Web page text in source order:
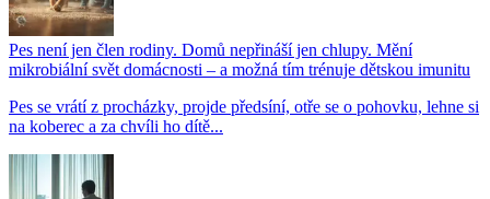
Pes není jen člen rodiny. Domů nepřináší jen chlupy. Mění
mikrobiální svět domácnosti – a možná tím trénuje dětskou imunitu
Pes se vrátí z procházky, projde předsíní, otře se o pohovku, lehne si
na koberec a za chvíli ho dítě...